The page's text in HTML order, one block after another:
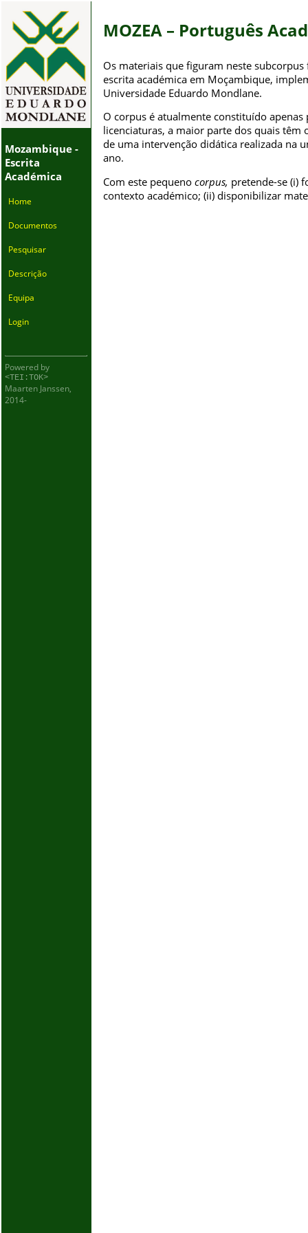
Mozambique -
Escrita
Académica
Home
Documentos
Pesquisar
Descrição
Equipa
Login
Powered by
<TEI:TOK>
Maarten Janssen,
2014-
MOZEA – Português
Os materiais que figuram neste
escrita académica em Moçambique,
Universidade Eduardo Mondlane.
O corpus é atualmente constituído
licenciaturas, a maior parte dos quais têm
de uma intervenção didática realizada na
ano.
Com este pequeno corpus, pretende-se (i)
contexto académico; (ii) disponibilizar